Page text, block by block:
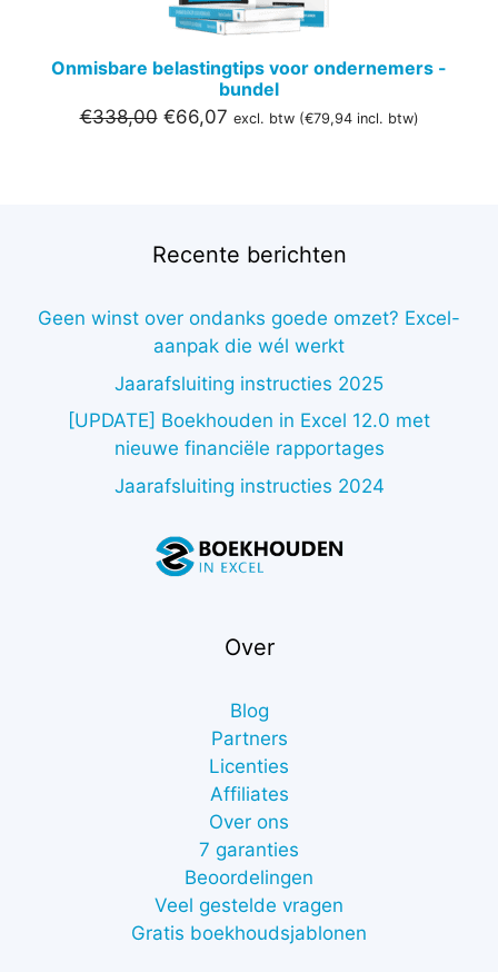
Onmisbare belastingtips voor ondernemers -
bundel
€338,00 Oorspronkelijke
€66,07Huidige
excl. btw (€79,94incl. btw)
Recente berichten
Geen winst over ondanks goede omzet? Excel-
aanpak die wél werkt
Jaarafsluiting instructies 2025
[UPDATE] Boekhouden in Excel 12.0 met
nieuwe financiële rapportages
Jaarafsluiting instructies 2024
Over
Blog
Partners
Licenties
Affiliates
Over ons
7 garanties
Beoordelingen
Veel gestelde vragen
Gratis boekhoudsjablonen